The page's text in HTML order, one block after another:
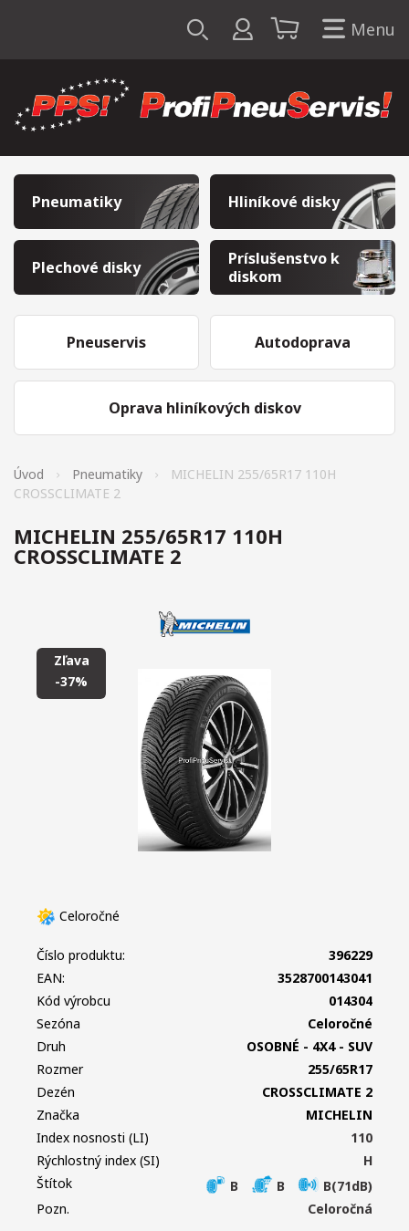
Menu
Pneumatiky Hliníkové disky
Plechové disky
Príslušenstvo k
diskom
Pneuservis
Oprava hliníkových diskov
Autodoprava
Úvod Pneumatiky
MICHELIN 255/65R17 110H
CROSSCLIMATE 2
MICHELIN 255/65R17 110H
CROSSCLIMATE 2
Zľava
-37%
Celoročné
Číslo produktu:
396229
EAN:
3528700143041
Kód výrobcu
014304
Sezóna
Celoročné
Druh
OSOBNÉ - 4X4 - SUV
Rozmer
255/65R17
Dezén
CROSSCLIMATE 2
Značka
MICHELIN
Index nosnosti (LI)
110
Rýchlostný index (SI)
H
Štítok
B B
B(71dB)
Pozn.
Celoročná